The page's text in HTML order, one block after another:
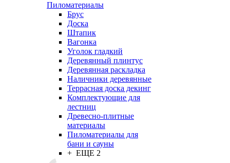
Пиломатериалы
Брус
Доска
Штапик
Вагонка
Уголок гладкий
Деревянный плинтус
Деревянная раскладка
Наличники деревянные
Террасная доска декинг
Комплектующие для
лестниц
Древесно-плитные
материалы
Пиломатериалы для
бани и сауны
+ ЕЩЕ 2